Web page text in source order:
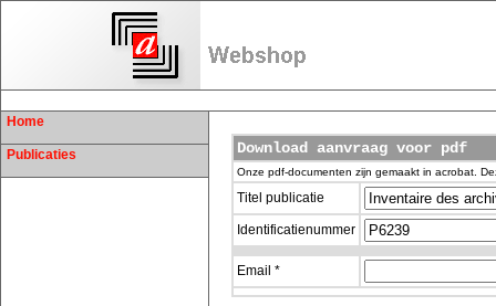
Home
Publicaties Download aanvraag voor pdf
Onze pdf-documenten zijn gemaakt in acrobat.
Titel publicatie
Identificatienummer
Email *